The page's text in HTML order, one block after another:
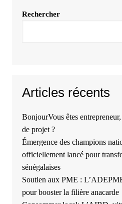
Rechercher
Articles récents
BonjourVous êtes
de projet ?
Émergence des champions
officiellement lancé pour
sénégalaises
Soutien aux PME :
pour booster la filière anacarde